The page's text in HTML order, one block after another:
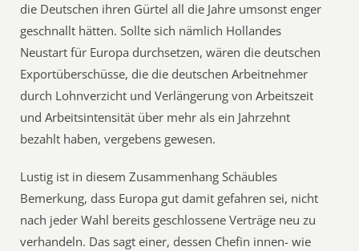
die Deutschen ihren Gürtel all die Jahre umsonst enger
geschnallt hätten. Sollte sich nämlich Hollandes
Neustart für Europa durchsetzen, wären die deutschen
Exportüberschüsse, die die deutschen Arbeitnehmer
durch Lohnverzicht und Verlängerung von Arbeitszeit
und Arbeitsintensität über mehr als ein Jahrzehnt
bezahlt haben, vergebens gewesen.
Lustig ist in diesem Zusammenhang Schäubles
Bemerkung, dass Europa gut damit gefahren sei, nicht
nach jeder Wahl bereits geschlossene Verträge neu zu
verhandeln. Das sagt einer, dessen Chefin innen- wie